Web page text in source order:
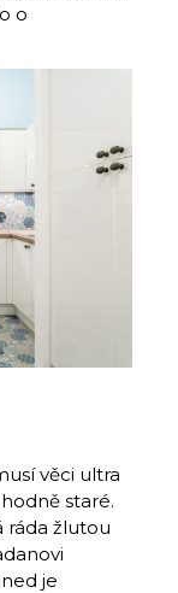
o
věci ultra
staré.
ráda žlutou
je